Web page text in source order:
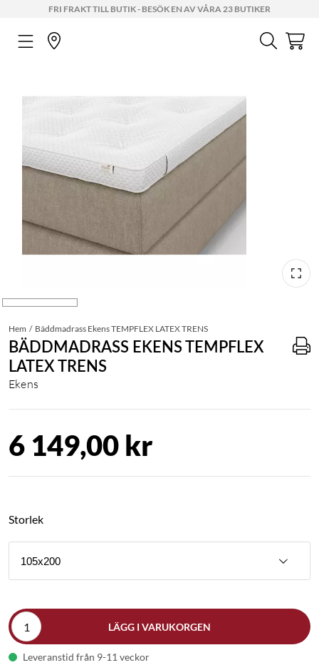
FRI FRAKT TILL BUTIK - BESÖK EN AV VÅRA 23 BUTIKER
Hem Bäddmadrass Ekens TEMPFLEX LATEX TRENS
BÄDDMADRASS EKENS TEMPFLEX
LATEX TRENS
Ekens
6 149,00 kr
Storlek
105x200
LÄGG I VARUKORGEN
Leveranstid från 9-11 veckor